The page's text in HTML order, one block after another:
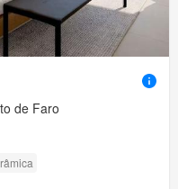
de Faro